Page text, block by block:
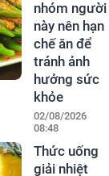
nhóm người
này nên hạn
chế ăn để
tránh ảnh
hưởng sức
khỏe
02/08/2026
08:48
Thức uống
giải nhiệt